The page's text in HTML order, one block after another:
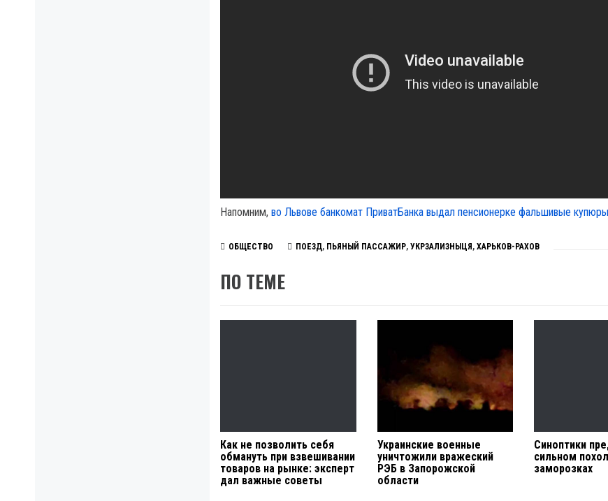
Напомним, во Львове банкомат ПриватБанка выдал пенсионерке фальшивые
ОБЩЕСТВО ПОЕЗД, ПЬЯНЫЙ ПАССАЖИР, УКРЗАЛИЗНЫЦЯ , ХАРЬКОВ-РАХОВ
ПО ТЕМЕ
Как не позволить себя
обмануть при взвешивании
товаров на рынке: эксперт
дал важные советы
Украинские военные
уничтожили вражеский
РЭБ в Запорожской
области
Синоптики
сильном
заморозках